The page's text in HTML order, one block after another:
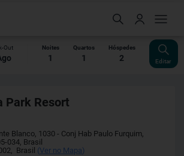
Out Noites
1
Quartos
1
Hóspedes
2 Editar
Park Resort
Blanco, 1030 - Conj Hab Paulo Furquim,
034, Brasil
, Brasil (Ver no Mapa)